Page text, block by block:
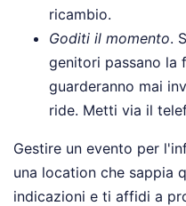
ricambio.
Goditi il momento.
genitori passano la
guarderanno mai
ride. Metti via il
Gestire un evento per
una location che sappia
indicazioni e ti affidi a